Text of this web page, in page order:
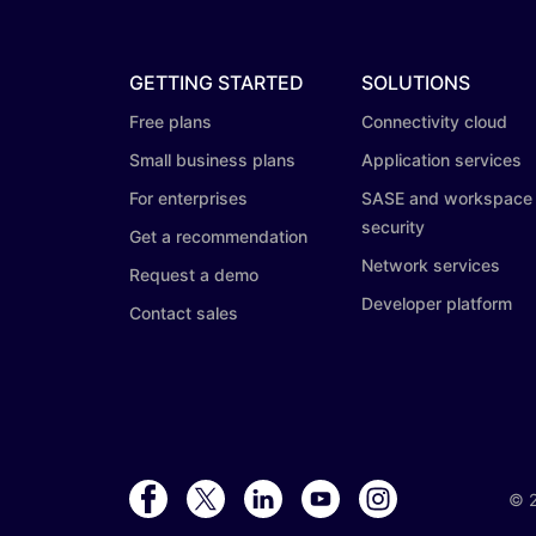
GETTING STARTED
Free plans
Small business plans
For enterprises
Get a recommendation
Request a demo
Contact sales
SOLUTIONS
Connectivity cloud
Application services
SASE and workspace
security
Network services
Developer platform
©